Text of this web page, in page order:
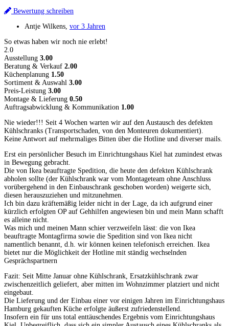
Bewertung schreiben
Antje Wilkens vor 3 Jahren
So etwas haben wir noch nie erlebt!
2.0
Ausstellung 3.00
Beratung & Verkauf 2.00
Küchenplanung 1.50
Sortiment & Auswahl 3.00
Preis-Leistung 3.00
Montage & Lieferung 0.50
Auftragsabwicklung & Kommunikation 1.00
Nie wieder!!! Seit 4 Wochen warten wir auf den Austausch des defekten
Kühlschranks (Transportschaden, von den Monteuren dokumentiert).
Keine Antwort auf mehrmaliges Bitten über die Hotline und diverser mails.
Erst ein persönlicher Besuch im Einrichtungshaus Kiel hat zumindest etwas
in Bewegung gebracht.
Die von Ikea beauftragte Spedition, die heute den defekten Kühlschrank
abholen sollte (der Kühlschrank war vom Montageteam ohne Anschluss
vorübergehend in den Einbauschrank geschoben worden) weigerte sich,
diesen herauszuziehen und mitzunehmen.
Ich bin dazu kräftemäßig leider nicht in der Lage, da ich aufgrund einer
kürzlich erfolgten OP auf Gehhilfen angewiesen bin und mein Mann schafft
es alleine nicht.
Was mich und meinen Mann schier verzweifeln lässt: die von Ikea
beauftragte Montagfirma sowie die Spedition sind von Ikea nicht
namentlich benannt, d.h. wir können keinen telefonisch erreichen. Ikea
bietet nur die Möglichkeit der Hotline mit ständig wechselnden
Gesprächspartnern
Fazit: Seit Mitte Januar ohne Kühlschrank, Ersatzkühlschrank zwar
zwischenzeitlich geliefert, aber mitten im Wohnzimmer platziert und nicht
eingebaut.
Die Lieferung und der Einbau einer vor einigen Jahren im Einrichtungshaus
Hamburg gekauften Küche erfolgte äußerst zufriedenstellend.
Insofern ein für uns total enttäuschendes Ergebnis vom Einrichtungshaus